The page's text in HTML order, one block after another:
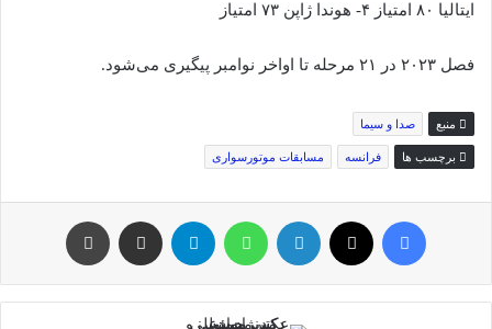
ایتالیا ۸۰ امتیاز ۴- هوندا ژاپن ۷۳ امتیاز
فصل ۲۰۲۳ در ۲۱ مرحله تا اواخر نوامبر پیگیری می‌شود.
منبع صدا و سیما
برچسب ها فرانسه مسابقات موتورسواری
فیس بوک لینکدین تلگرام اشتراک گذاری از طریق ایمیل